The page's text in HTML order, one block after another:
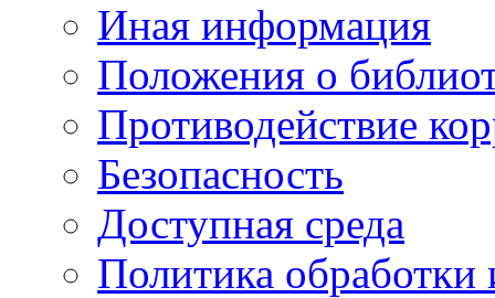
Иная информация
Положения о
Противодействие
Безопасность
Доступная среда
Политика